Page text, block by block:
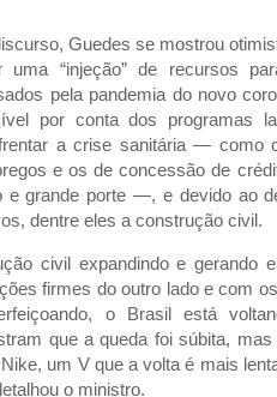
Guedes se mostrou
“injeção” de recursos
pela pandemia do novo
por conta dos programas
a crise sanitária — como
e os de concessão de
e grande porte —, e devido ao
dentre eles a construção civil.
civil expandindo e gerando
firmes do outro lado e com
o Brasil está
que a queda foi súbita,
um V que a volta é mais
o ministro.